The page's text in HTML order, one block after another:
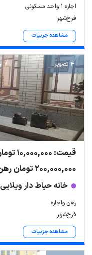
اجاره ۱ واحد مسکونی
فرخ‌شهر
مشاهده جزییات
4 تصویر
قیمت: 10,000,000 تومان اجاره
200,000,000 تومان رهن
خانه حیاط دار ویلایی
رهن واجاره
فرخ‌شهر
مشاهده جزییات